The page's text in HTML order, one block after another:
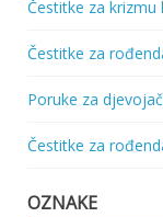
Čestitke za
Čestitke za
Poruke za
Čestitke za
OZNAKE